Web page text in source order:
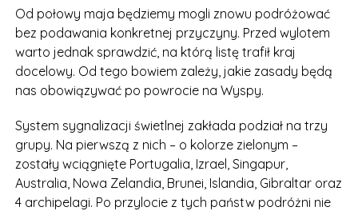
Od połowy maja będziemy mogli znowu podróżować
bez podawania konkretnej przyczyny. Przed wylotem
warto jednak sprawdzić, na którą listę trafił kraj
docelowy. Od tego bowiem zależy, jakie zasady będą
nas obowiązywać po powrocie na Wyspy.
System sygnalizacji świetlnej zakłada podział na trzy
grupy. Na pierwszą z nich – o kolorze zielonym –
zostały wciągnięte Portugalia, Izrael, Singapur,
Australia, Nowa Zelandia, Brunei, Islandia, Gibraltar oraz
4 archipelagi. Po przylocie z tych państw podróżni nie